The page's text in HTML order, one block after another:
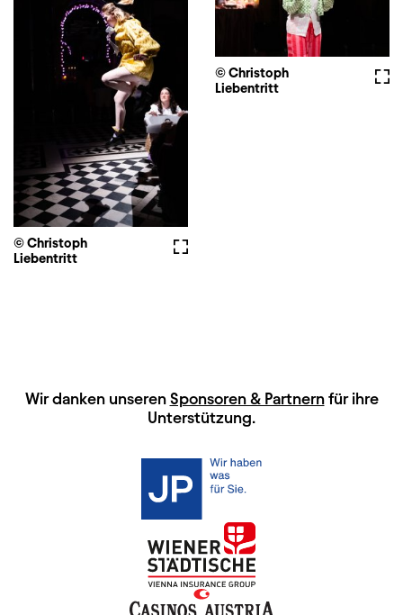
© Christoph
Liebentritt
Vollbild
© Christoph
Liebentritt
HAUPTSPONSOREN
Wir danken unseren Sponsoren & Partnernfür ihre
Unterstützung.